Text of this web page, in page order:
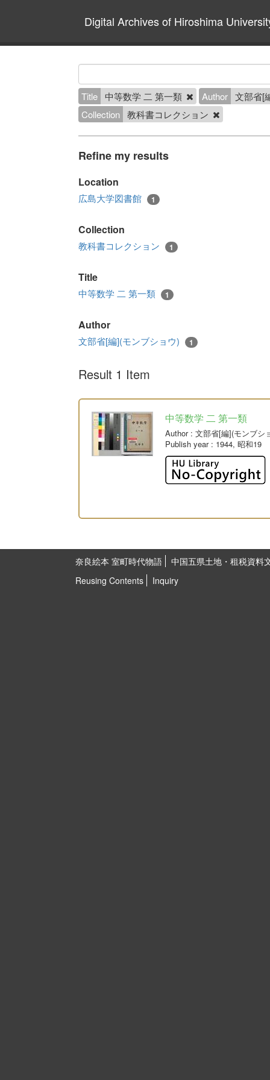
Digital Archives of Hiroshima
Title 中等数学 二 第一類 Author 文部省[
Collection 教科書コレクション
Refine my results
Location
広島大学図書館 1
Collection
教科書コレクション 1
Title
中等数学 二 第一類 1
Author
文部省[編](モンブショウ) 1
Result 1 Item
中等数学 二 第一類
Author: 文部省[編](モンブシ
Publish year: 1944, 昭和19
奈良絵本 室町時代物語
中国五県土地・租税資料
Reusing Contents
Inquiry